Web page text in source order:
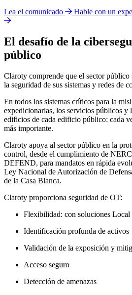
Lea el comunicado
Hable con un
El desafío de la
público
Claroty comprende que el sector público
la seguridad de sus sistemas y redes de
En todos los sistemas críticos para la
expedicionarias, los servicios públicos y
edificios de cada edificio público: cada
más importante.
Claroty apoya al sector público en la
control, desde el cumplimiento de
DEFEND, para mandatos en rápida
Ley Nacional de Autorización de
de la Casa Blanca.
Claroty proporciona seguridad de OT:
Flexibilidad: con soluciones Local
Identificación profunda de activos
Validación de la exposición y
Acceso seguro
Detección de amenazas